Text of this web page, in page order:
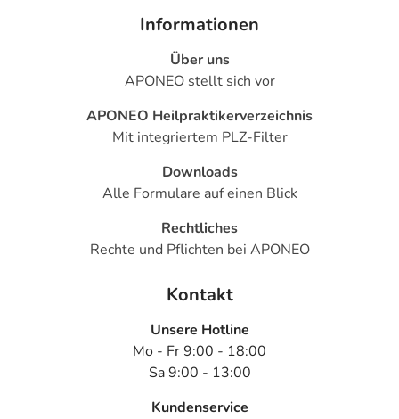
Informationen
Über uns
APONEO stellt sich vor
APONEO Heilpraktikerverzeichnis
Mit integriertem PLZ-Filter
Downloads
Alle Formulare auf einen Blick
Rechtliches
Rechte und Pflichten bei APONEO
Kontakt
Unsere Hotline
Mo - Fr 9:00 - 18:00
Sa 9:00 - 13:00
Kundenservice